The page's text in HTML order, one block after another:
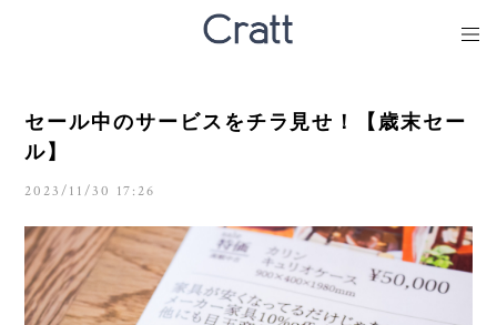
セール中のサービスをチラ見せ！【歳末セー
ル】
2023/11/30 17:26